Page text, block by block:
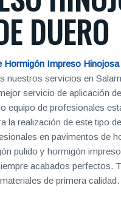
DUERO
Hormigón Impreso Hinojosa
nuestros servicios en
servicio de aplicación
equipo de profesionales
la realización de este tipo
en pavimentos de
pulido y hormigón
acabados perfectos.
de primera calidad.